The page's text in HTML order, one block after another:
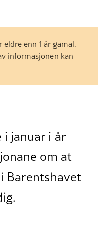
enn 1 år gamal.
informasjonen kan
januar i år
om at
Barentshavet